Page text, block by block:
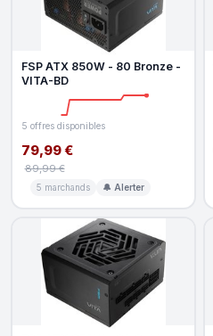
FSP ATX 850W - 80 Bronze -
VITA-BD
5 offres disponibles
79,99 €
89,99 €
5 marchands 🔔 Alerter